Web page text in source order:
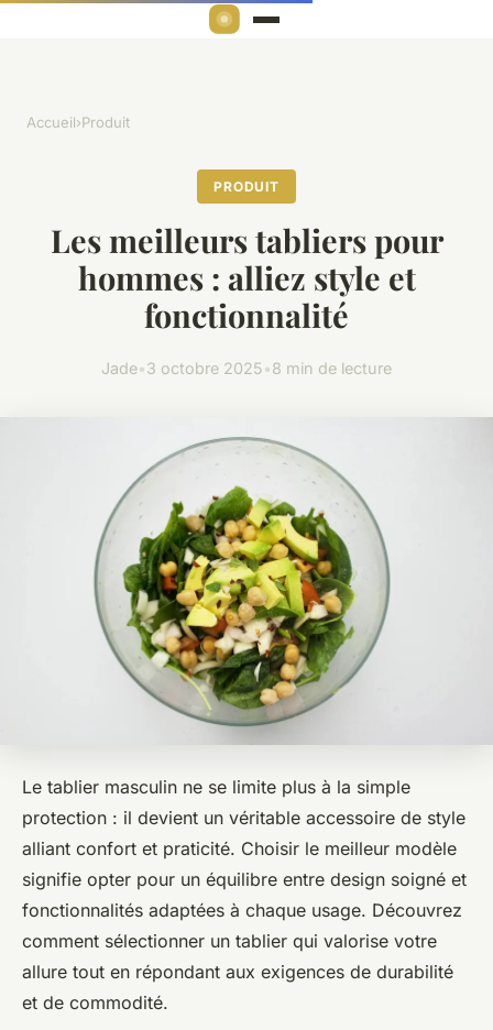
Accueil›Produit
PRODUIT
Les meilleurs tabliers pour
hommes : alliez style et
fonctionnalité
Jade•3 octobre 2025•8 min de lecture
Le tablier masculin ne se limite plus à la simple
protection : il devient un véritable accessoire de style
alliant confort et praticité. Choisir le meilleur modèle
signifie opter pour un équilibre entre design soigné et
fonctionnalités adaptées à chaque usage. Découvrez
comment sélectionner un tablier qui valorise votre
allure tout en répondant aux exigences de durabilité
et de commodité.